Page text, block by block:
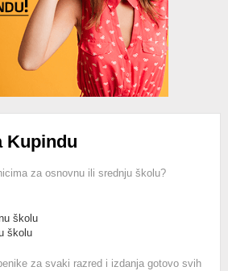
Kupindu
za osnovnu ili srednju školu?
školu
školu
za svaki razred i izdanja gotovo svih